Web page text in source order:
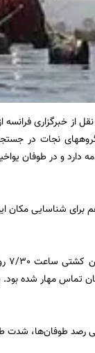
از خبرگزاری فرانسه
نجات در
تماس مهار شده
طوفان‌ها تا درجه 5 تقسیم بندی شده‌